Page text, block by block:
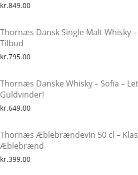
kr.849.00
Thornæs Dansk Single Malt Whisky
Tilbud
kr.795.00
Thornæs Danske Whisky – Sofia –
Guldvinder!
kr.649.00
Thornæs Æblebrændevin 50 cl –
Æblebrænd
kr.399.00